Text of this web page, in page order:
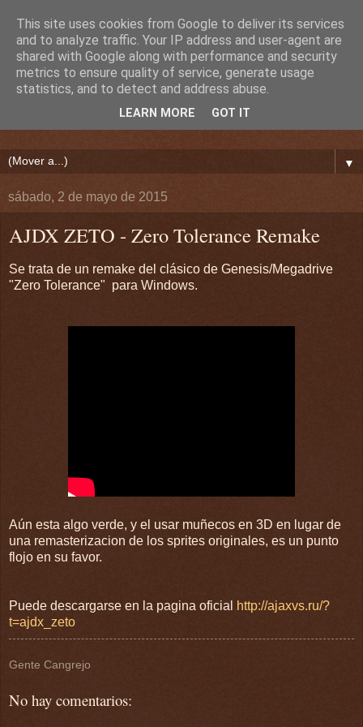
▼
sábado, 2 de mayo de 2015
AJDX ZETO - Zero Tolerance Remake
Se trata de un remake del clásico de Genesis/Megadrive
"Zero Tolerance" para Windows.
Aún esta algo verde, y el usar muñecos en 3D en lugar de
una remasterizacion de los sprites originales, es un punto
flojo en su favor.
Puede descargarse en la pagina oficial
http://ajaxvs.ru/?
t=ajdx_zeto
Gente Cangrejo
No hay comentarios:
This site uses cookies from Google to deliver its services
and to analyze traffic. Your IP address and user-agent are
shared with Google along with performance and security
metrics to ensure quality of service, generate usage
statistics, and to detect and address abuse.
LEARN MORE GOT IT